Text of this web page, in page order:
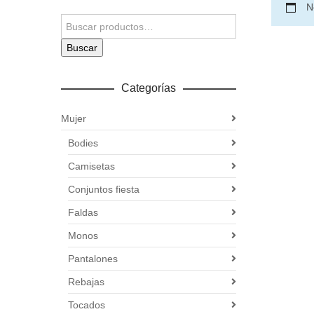
Buscar
Categorías
Mujer
Bodies
Camisetas
Conjuntos fiesta
Faldas
Monos
Pantalones
Rebajas
Tocados